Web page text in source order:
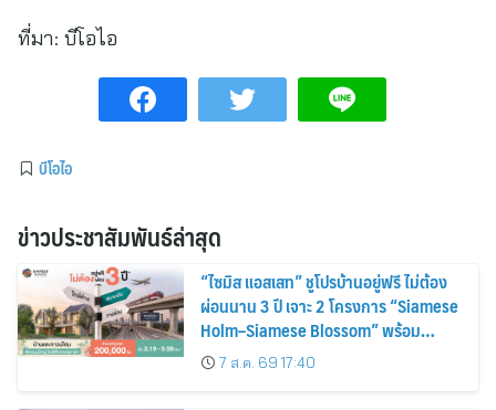
ที่มา: บีโอไอ
บีโอไอ
ข่าวประชาสัมพันธ์ล่าสุด
“ไซมิส แอสเสท” ชูโปรบ้านอยู่ฟรี ไม่ต้อง
ผ่อนนาน 3 ปี เจาะ 2 โครงการ “Siamese
Holm–Siamese Blossom” พร้อม
ส่วนลดและสิทธิพิเศษถึง 31 สิงหาคม
2569
7 ส.ค. 69 17:40